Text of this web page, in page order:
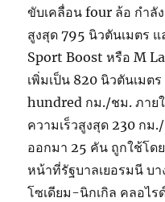
ขับเคลื่อน four ล้อ กำลั
สูงสุด 795 นิวตันเมตร
Sport Boost หรือ M
เพิ่มเป็น 820 นิวตันเมต
hundred กม./ชม. ภาย
ความเร็วสูงสุด 230 ก
ออกมา 25 คัน ถูกใช้โด
หน้าที่รัฐบาลเยอรมนี บ
โซเดียม-นิกเกิล คลอไร